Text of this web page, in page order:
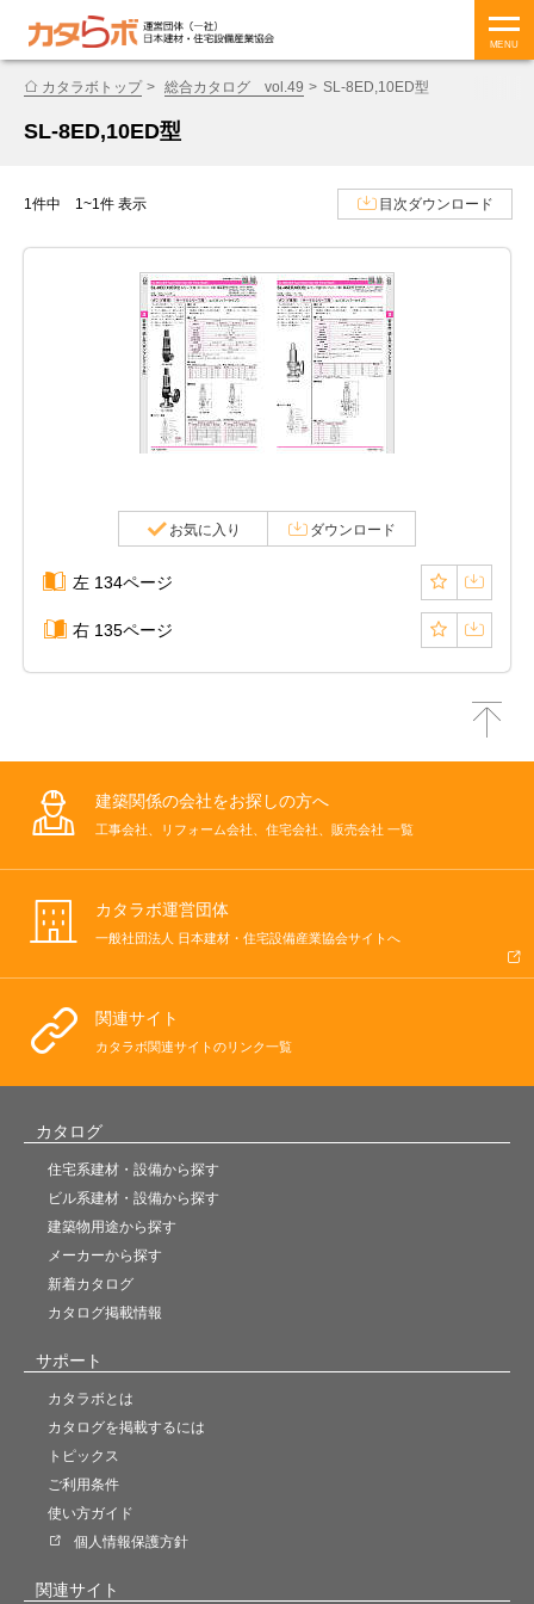
MENU
カタラボトップ 総合カタログ vol.49 SL-8ED,10ED型
SL-8ED,10ED型
1件中 1~1件 表示 目次ダウンロード
お気に入り ダウンロード
左 134ページ
右 135ページ
建築関係の会社をお探しの方へ
工事会社、リフォーム会社、住宅会社、販売会社 一覧
カタラボ運営団体
一般社団法人 日本建材・住宅設備産業協会サイトへ
関連サイト
カタラボ関連サイトのリンク一覧
カタログ
住宅系建材・設備から探す
ビル系建材・設備から探す
建築物用途から探す
メーカーから探す
新着カタログ
カタログ掲載情報
サポート
カタラボとは
カタログを掲載するには
トピックス
ご利用条件
使い方ガイド
個人情報保護方針
関連サイト